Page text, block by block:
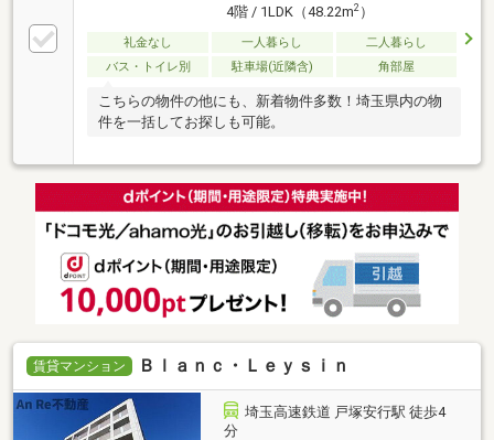
4階 / 1LDK（48.22m2）
礼金なし 一人暮らし
二人暮らし
バス・トイレ別
駐車場(近隣含) 角部屋
こちらの物件の他にも、新着物件多数！埼玉県内の物
件を一括してお探しも可能。
賃貸マンション Ｂｌａｎｃ・Ｌｅｙｓｉｎ
埼玉高速鉄道 戸塚安行駅 徒歩4
分